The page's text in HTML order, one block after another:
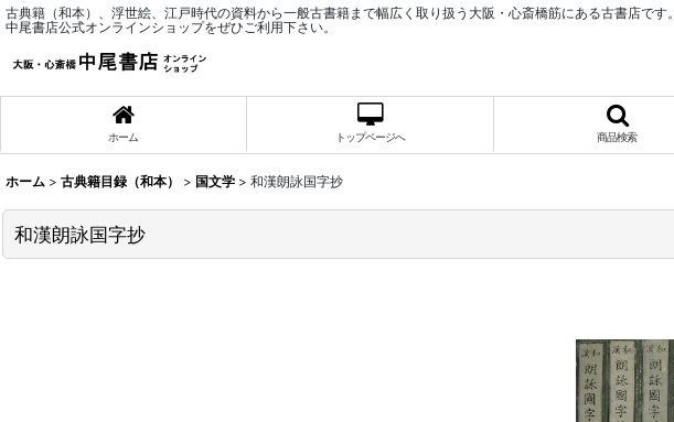
古典籍（和本）、浮世絵、江戸時代の資料から一般古書籍まで幅広く取り扱う大阪・心斎橋筋にある古書店です。
中尾書店公式オンラインショップをぜひご利用下さい。
ホーム トップページへ 商品検索
ホーム > 古典籍目録（和本） > 国文学 > 和漢朗詠国字抄
和漢朗詠国字抄